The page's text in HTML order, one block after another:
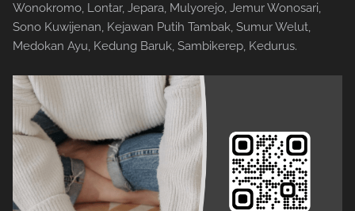
Wonokromo, Lontar, Jepara, Mulyorejo, Jemur Wonosari,
Sono Kuwijenan, Kejawan Putih Tambak, Sumur Welut,
Medokan Ayu, Kedung Baruk, Sambikerep, Kedurus.